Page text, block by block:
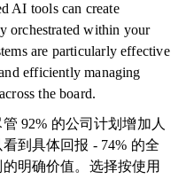
AI tools can create
orchestrated within your
are particularly effective
efficiently managing
the board.
92% 的公司计划增加人
到具体回报 - 74% 的全
明确价值。选择按使用